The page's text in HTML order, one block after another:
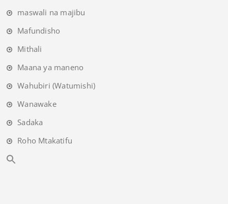
maswali na majibu
Mafundisho
Mithali
Maana ya maneno
Wahubiri (Watumishi)
Wanawake
Sadaka
Roho Mtakatifu